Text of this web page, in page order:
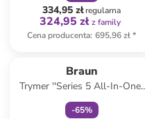
334,95 złregularna
324,95 zł z family
Cena producenta: 695,96 zł*
Braun
Trymer ''Series 5 All-In-One"
w kolorze czarnym do brody
-65%